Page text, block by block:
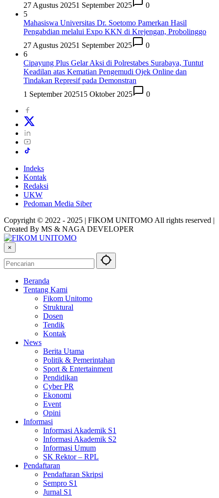
27 Agustus 20251 September 2025
0
5
Mahasiswa Universitas Dr. Soetomo Pamerkan Hasil
Pengabdian melalui Expo KKN di Krejengan, Probolinggo
27 Agustus 20251 September 2025
0
6
Cipayung Plus Gelar Aksi di Polrestabes Surabaya, Tuntut
Keadilan atas Kematian Pengemudi Ojek Online dan
Tindakan Represif pada Demonstran
1 September 202515 Oktober 2025 0
Indeks
Kontak
Redaksi
UKW
Pedoman Media Siber
Copyright © 2022 - 2025 | FIKOM UNITOMO All rights reserved |
Created By MS & NAGA DEVELOPER
×
Beranda
Tentang Kami
Fikom Unitomo
Struktural
Dosen
Tendik
Kontak
News
Berita Utama
Politik & Pemerintahan
Sport & Entertainment
Pendidikan
Cyber PR
Ekonomi
Event
Opini
Informasi
Informasi Akademik S1
Informasi Akademik S2
Informasi Umum
SK Rektor – RPL
Pendaftaran
Pendaftaran Skripsi
Sempro S1
Jurnal S1